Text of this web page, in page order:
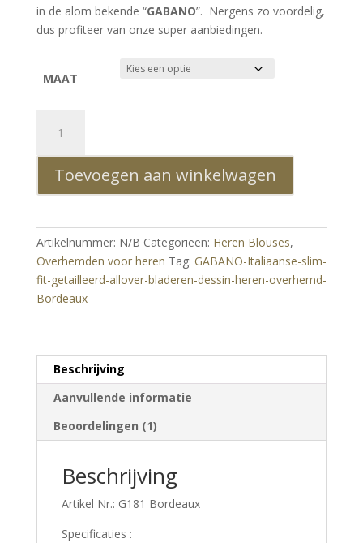
in de alom bekende “GABANO”. Nergens zo voordelig,
dus profiteer van onze super aanbiedingen.
MAAT
Italiaanse
slim
getailleerd
bladeren
dessin
heren
overhemd
Bordeaux
Toevoegen aan winkelwagen
Artikelnummer: N/B Categorieën: Heren Blouses,
Overhemden voor heren Tag: GABANO-Italiaanse-slim-
fit-getailleerd-allover-bladeren-dessin-heren-overhemd-
Bordeaux
Beschrijving
Aanvullende informatie
Beoordelingen (1)
Beschrijving
Artikel Nr.: G181 Bordeaux
Specificaties :